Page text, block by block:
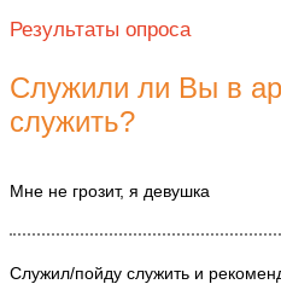
Результаты опроса
Служили ли Вы в
служить?
Мне не грозит, я девушка
Служил/пойду служить и